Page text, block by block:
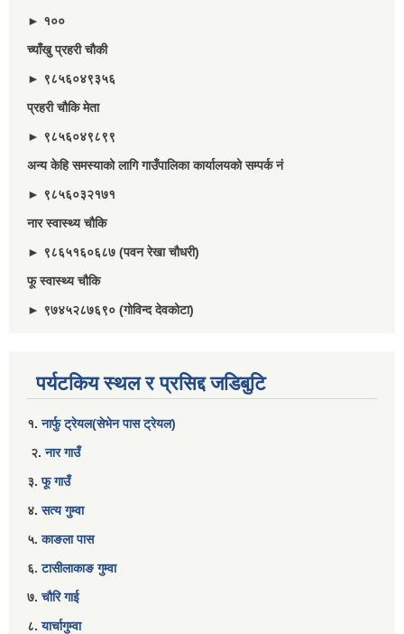
► १००
च्याँखु प्रहरी चाैकी
► ९८५६०४९३५६
प्रहरी चौकि मेता
► ९८५६०४९८९९
अन्य केहि समस्याको लागि गाउँपालिका कार्यालयको सम्पर्क नं
► ९८५६०३२१७१
नार स्वास्थ्य चौकि
► ९८६५१६०६८७ (पवन रेखा चौधरी)
फू स्वास्थ्य चौकि
► ९७४५२८७६९० (गोविन्द देवकोटा)
पर्यटकिय स्थल र प्रसिद्द जडिबुटि
१.नार्फु ट्रेयल(सेभेन पास ट्रेयल)
२.नार गाउँ
३.फू गाउँ
४.सत्य गुम्वा
५.काङला पास
६.टासीलाकाङ गुम्वा
७.चौरि गाई
८.यार्चागुम्वा